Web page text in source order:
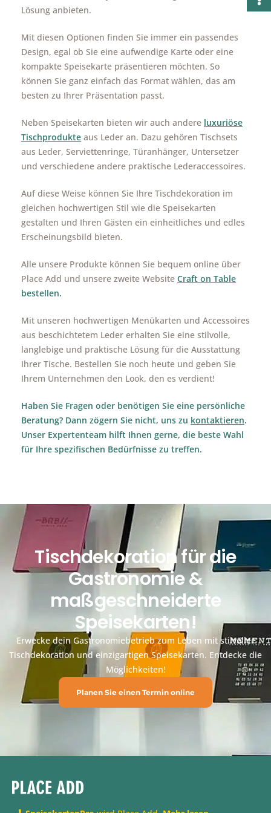
Lösung anbieten.
Mit diesen Optionen finden Sie immer ein passendes
Design, egal ob Sie eine aufwendige Karte oder eine
kompakte Speisekarte präsentieren möchten. So
können Sie ganz einfach das Format wählen, das am
besten zu Ihrer Präsentation passt.
Neben Speisekarten bieten wir auch andere luxuriöse
Tischprodukte aus Leder an. Dazu gehören Tischsets
aus Leder, Serviettenringe, Türanhänger, Untersetzer
und verschiedene andere praktische Lederaccessoires.
Auf diese Weise können Sie Ihre Tischdekoration im
gleichen hochwertigen Stil wie die Speisekarten
gestalten und Ihren Gästen ein einheitliches und edles
Erscheinungsbild bieten.
Alle unsere Produkte können Sie bequem online über
Place Add und unsere zweite Website Craft on Table
bestellen.
Mit unseren hochwertigen Menükarten und Accessoires
aus beschichtetem Leder erhalten Sie eine stilvolle,
langlebige und praktische Lösung für die Ausstattung
Ihrer Tische. Bestellen Sie noch heute und geben Sie
Ihrem Unternehmen den Look, den es verdient!
Haben Sie Fragen oder benötigen Sie eine persönliche
Beratung? Dann zögern Sie nicht, uns zu kontaktieren.
Unser Expertenteam hilft Ihnen gerne, die beste Wahl
für Ihre spezifischen Bedürfnisse zu treffen.
Tischdekoration für die
Gastronomie &
maßgeschneiderte
Speisekarten!
Erwecke dein Gastronomiebetrieb zum Leben mit stilvoller
Tischdekoration und einzigartigen Speisekarten. Entdecke die
Möglichkeiten!
Planen Sie einen Termin online